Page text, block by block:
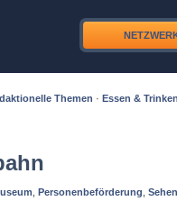
Themen · Essen &
Personenbeförderung